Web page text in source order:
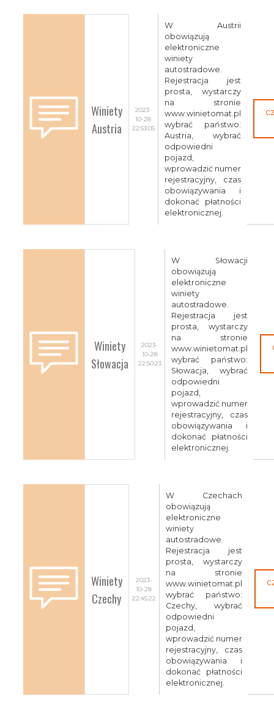
Winiety
Austria
2023-
10-28
22:53:05
W Austrii
obowiązują
elektroniczne
winiety
autostradowe.
Rejestracja jest
prosta, wystarczy
na stronie
www.winietomat.pl
wybrać państwo:
Austria, wybrać
odpowiedni
pojazd,
wprowadzić numer
rejestracyjny, czas
obowiązywania i
dokonać płatności
elektronicznej.
Winiety
Słowacja
2023-
10-28
22:50:23
W Słowacji
obowiązują
elektroniczne
winiety
autostradowe.
Rejestracja jest
prosta, wystarczy
na stronie
www.winietomat.pl
wybrać państwo:
Słowacja, wybrać
odpowiedni
pojazd,
wprowadzić numer
rejestracyjny, czas
obowiązywania i
dokonać płatności
elektronicznej.
Winiety
Czechy
2023-
10-28
22:45:22
W Czechach
obowiązują
elektroniczne
winiety
autostradowe.
Rejestracja jest
prosta, wystarczy
na stronie
www.winietomat.pl
wybrać państwo:
Czechy, wybrać
odpowiedni
pojazd,
wprowadzić numer
rejestracyjny, czas
obowiązywania i
dokonać płatności
elektronicznej.